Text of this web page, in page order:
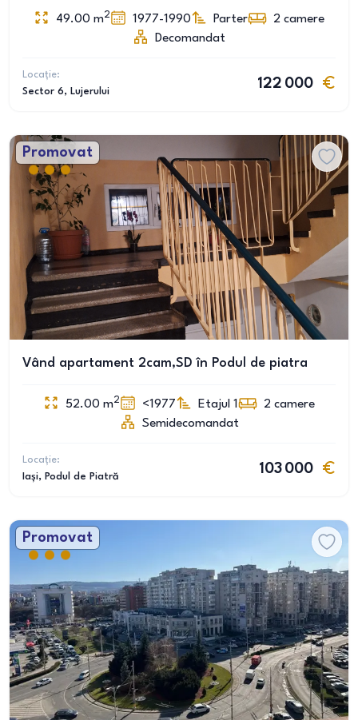
49.00 m2 1977-1990 Parter 2 camere
Decomandat
Locație:
Sector 6, Lujerului
122 000
Promovat
Vând apartament 2cam,SD în Podul de piatra
52.00 m2 <1977 Etajul 1 2 camere
Semidecomandat
Locație:
Iași, Podul de Piatră
103 000
Promovat